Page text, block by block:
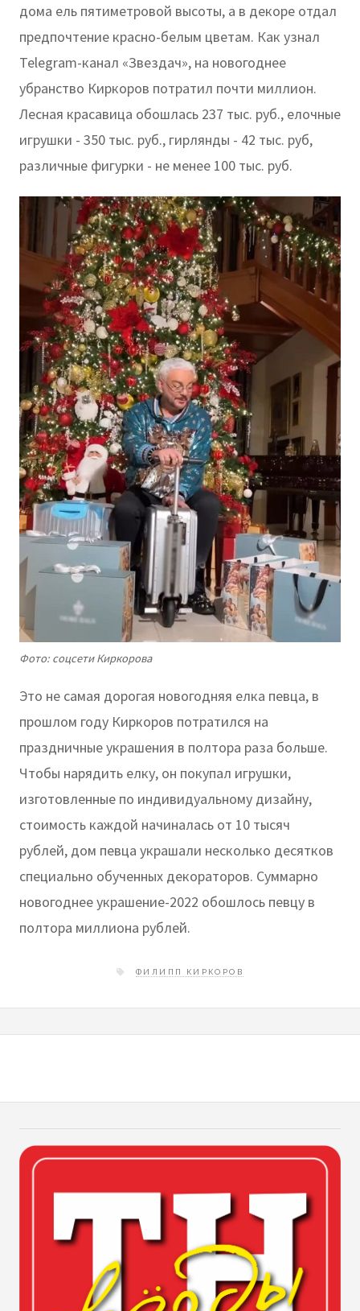
дома ель пятиметровой высоты, а в декоре отдал
предпочтение красно-белым цветам. Как узнал
Telegram-канал «Звездач», на новогоднее
убранство Киркоров потратил почти миллион.
Лесная красавица обошлась 237 тыс. руб., елочные
игрушки - 350 тыс. руб., гирлянды - 42 тыс. руб,
различные фигурки - не менее 100 тыс. руб.
Фото: соцсети Киркорова
Это не самая дорогая новогодняя елка певца, в
прошлом году Киркоров потратился на
праздничные украшения в полтора раза больше.
Чтобы нарядить елку, он покупал игрушки,
изготовленные по индивидуальному дизайну,
стоимость каждой начиналась от 10 тысяч
рублей, дом певца украшали несколько десятков
специально обученных декораторов. Суммарно
новогоднее украшение-2022 обошлось певцу в
полтора миллиона рублей.
ФИЛИПП КИРКОРОВ